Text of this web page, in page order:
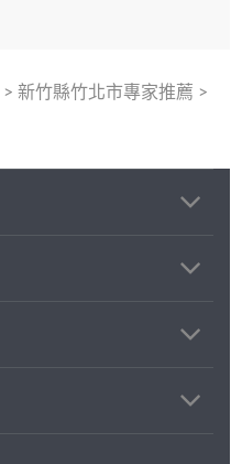
> 新竹縣竹北市專家推薦 >